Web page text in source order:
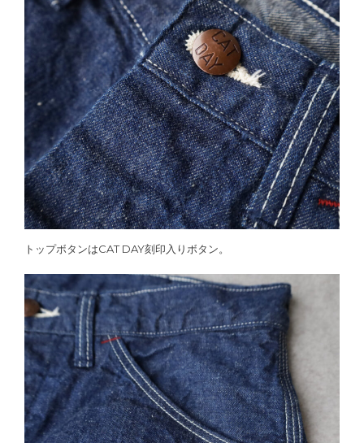
トップボタンはCAT DAY刻印入りボタン。